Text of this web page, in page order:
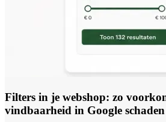
Filters in je webshop: zo
vindbaarheid in Google schaden